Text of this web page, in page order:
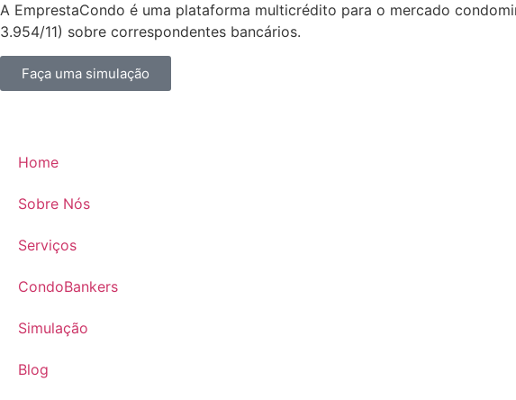
A EmprestaCondo é uma plataforma multicrédito para o mercado
3.954/11) sobre correspondentes bancários.
Faça uma simulação
Home
Sobre Nós
Serviços
CondoBankers
Simulação
Blog